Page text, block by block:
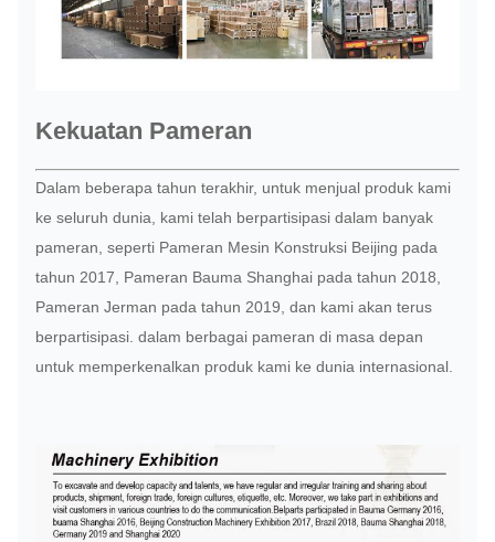
Kekuatan Pameran
Dalam beberapa tahun terakhir, untuk menjual produk kami
ke seluruh dunia, kami telah berpartisipasi dalam banyak
pameran, seperti Pameran Mesin Konstruksi Beijing pada
tahun 2017, Pameran Bauma Shanghai pada tahun 2018,
Pameran Jerman pada tahun 2019, dan kami akan terus
berpartisipasi. dalam berbagai pameran di masa depan
untuk memperkenalkan produk kami ke dunia internasional.